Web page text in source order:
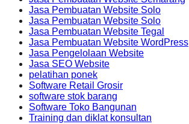
Jasa Pembuatan Website Solo
Jasa Pembuatan Website Solo
Jasa Pembuatan Website Tegal
Jasa Pembuatan Website WordPress
Jasa Pengelolaan Website
Jasa SEO Website
pelatihan ponek
Software Retail Grosir
software stok barang
Software Toko Bangunan
Training dan diklat konsultan